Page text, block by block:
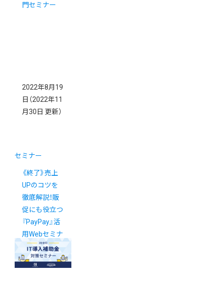
門セミナー
2022年8月19
日 （2022年11
月30日 更新）
セミナー
《終了》売上
UPのコツを
徹底解説！販
促にも役立つ
『PayPay』活
用Webセミナ
ー